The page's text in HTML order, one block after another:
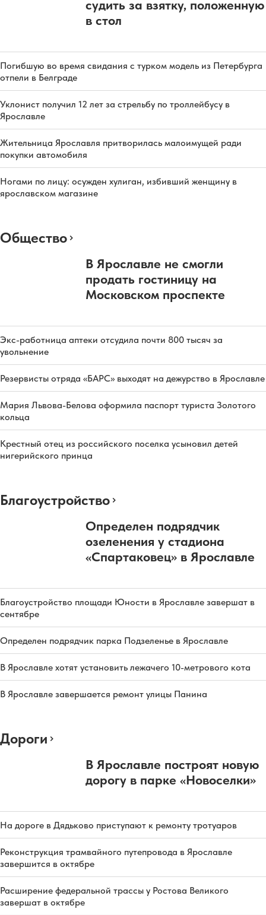
судить за взятку, положенную
в стол
Погибшую во время свидания с турком модель из Петербурга
отпели в Белграде
Уклонист получил 12 лет за стрельбу по троллейбусу в
Ярославле
Жительница Ярославля притворилась малоимущей ради
покупки автомобиля
Ногами по лицу: осужден хулиган, избивший женщину в
ярославском магазине
Общество
В Ярославле не смогли
продать гостиницу на
Московском проспекте
Экс-работница аптеки отсудила почти 800 тысяч за
увольнение
Резервисты отряда «БАРС» выходят на дежурство в Ярославле
Мария Львова-Белова оформила паспорт туриста Золотого
кольца
Крестный отец из российского поселка усыновил детей
нигерийского принца
Благоустройство
Определен подрядчик
озеленения у стадиона
«Спартаковец» в Ярославле
Благоустройство площади Юности в Ярославле завершат в
сентябре
Определен подрядчик парка Подзеленье в Ярославле
В Ярославле хотят установить лежачего 10-метрового кота
В Ярославле завершается ремонт улицы Панина
Дороги
В Ярославле построят новую
дорогу в парке «Новоселки»
На дороге в Дядьково приступают к ремонту тротуаров
Реконструкция трамвайного путепровода в Ярославле
завершится в октябре
Расширение федеральной трассы у Ростова Великого
завершат в октябре